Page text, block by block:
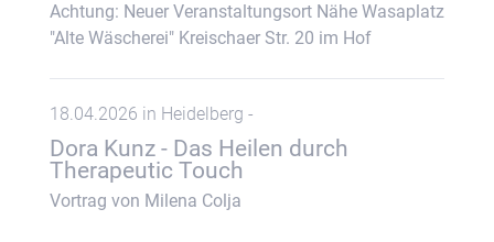
Achtung: Neuer Veranstaltungsort Nähe Wasaplatz
"Alte Wäscherei" Kreischaer Str. 20 im Hof
18.04.2026 in Heidelberg -
Dora Kunz - Das Heilen durch
Therapeutic Touch
Vortrag von Milena Colja